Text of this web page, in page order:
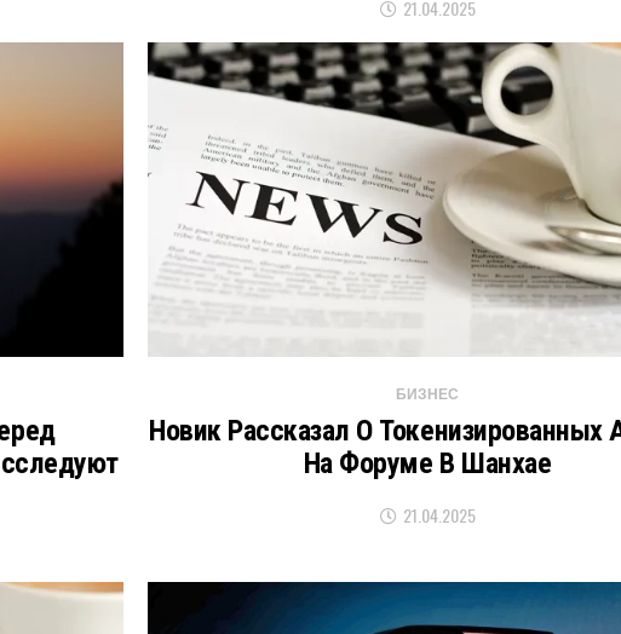
21.04.2025
БИЗНЕС
Новик Рассказал О Токенизированных
На Форуме В Шанхае
21.04.2025